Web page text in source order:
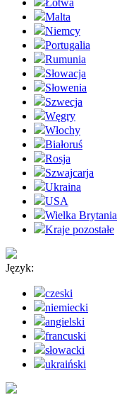
Łotwa
Malta
Niemcy
Portugalia
Rumunia
Słowacja
Słowenia
Szwecja
Węgry
Włochy
Białoruś
Rosja
Szwajcarja
Ukraina
USA
Wielka Brytania
Kraje pozostałe
Język:
czeski
niemiecki
angielski
francuski
słowacki
ukraiński